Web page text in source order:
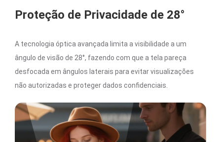
Proteção de Privacidade de 28°
A tecnologia óptica avançada limita a visibilidade a um
ângulo de visão de 28°, fazendo com que a tela pareça
desfocada em ângulos laterais para evitar visualizações
não autorizadas e proteger dados confidenciais.